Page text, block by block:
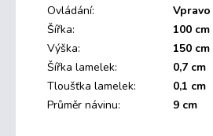
Ovládání:
Vpravo
Šířka:
100 cm
Výška:
150 cm
Šířka lamelek:
0,7 cm
Tloušťka lamelek:
0,1 cm
Průměr návinu: 9 cm